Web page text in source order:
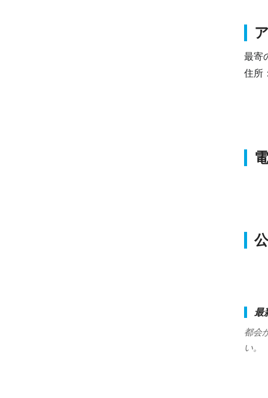
最寄
住所
最
都会
い。